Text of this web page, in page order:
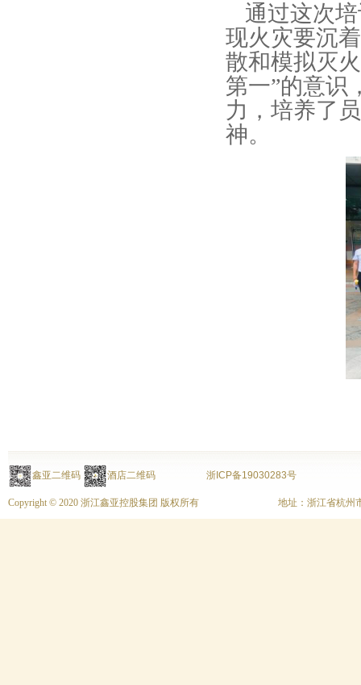
通过这次
现火灾要沉
散和模拟灭
第一”的意识
力，培养了
神。
鑫亚二维码 酒店二维码 浙ICP备19030283号
Copyright © 2020 浙江鑫亚控股集团 版权所有 地址：浙江省杭州